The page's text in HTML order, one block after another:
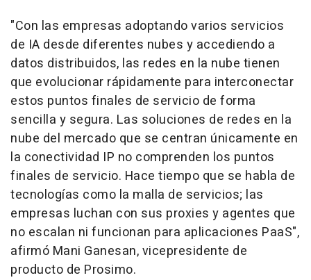
"Con las empresas adoptando varios servicios
de IA desde diferentes nubes y accediendo a
datos distribuidos, las redes en la nube tienen
que evolucionar rápidamente para interconectar
estos puntos finales de servicio de forma
sencilla y segura. Las soluciones de redes en la
nube del mercado que se centran únicamente en
la conectividad IP no comprenden los puntos
finales de servicio. Hace tiempo que se habla de
tecnologías como la malla de servicios; las
empresas luchan con sus proxies y agentes que
no escalan ni funcionan para aplicaciones PaaS",
afirmó Mani Ganesan, vicepresidente de
producto de Prosimo.